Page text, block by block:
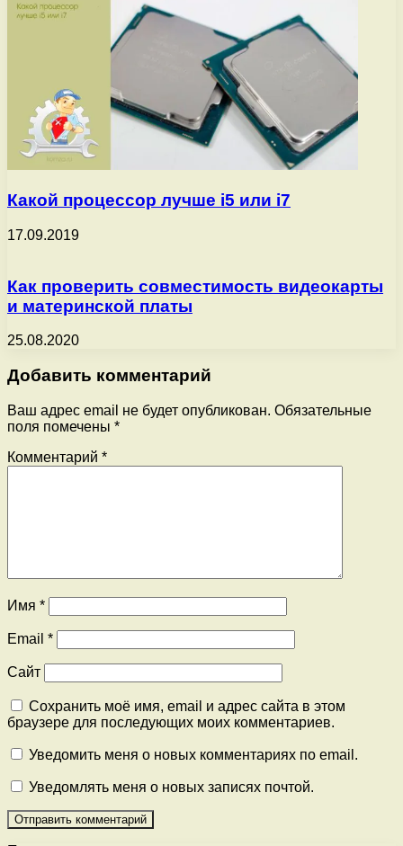
Какой процессор лучше i5 или i7
17.09.2019
Как проверить совместимость видеокарты
и материнской платы
25.08.2020
Добавить комментарий
Ваш адрес email не будет опубликован. Обязательные
поля помечены *
Комментарий *
Имя *
Email *
Сайт
Сохранить моё имя, email и адрес сайта в этом
браузере для последующих моих комментариев.
Уведомить меня о новых комментариях по email.
Уведомлять меня о новых записях почтой.